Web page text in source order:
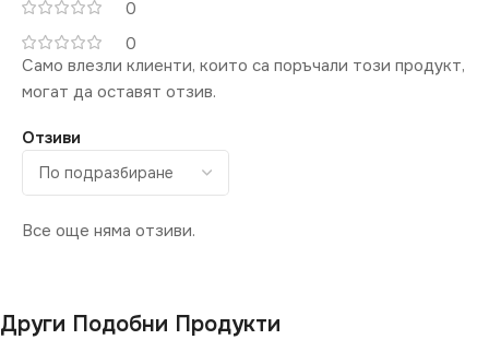
СВЕТЛИНЕН ПОТОК
(LM)
3600
ЦВЕТНА
ТЕМПЕРАТУРА (K)
ПРЕДНАЗНАЧЕНИЕ
0
0
Отзиви
Все още няма отзиви.
Само влезли клиенти, които са поръчали този продукт,
могат да оставят отзив.
Други Подобни Продукти